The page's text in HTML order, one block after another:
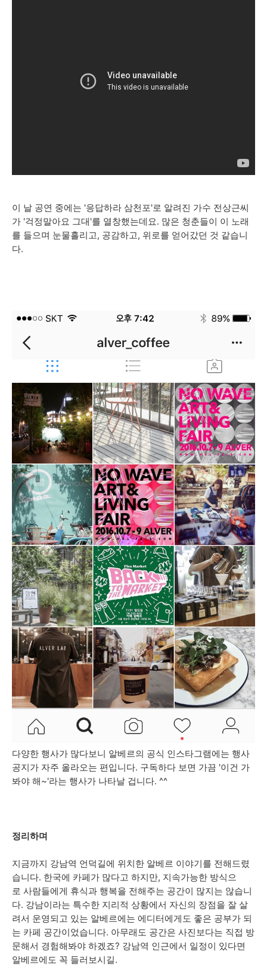
이 날 공연 중에는 '응답하라 삼천포'로 알려진 가수 전상근씨
가 '걱정말아요 그대'를 열창했는데요. 많은 청춘들이 이 노래
를 들으며 눈물흘리고, 공감하고, 위로를 얻어갔던 것 같습니
다.
다양한 행사가 많다보니 알베르의 공식 인스타그램에는 행사
공지가 자주 올라오는 편입니다. 구독하다 보면 가끔 '이건 가
봐야 해~'라는 행사가 나타날 겁니다. ^^
정리하며
지금까지 강남역 언덕길에 위치한 알베르 이야기를 전해드렸
습니다. 한국에 카페가 많다고 하지만, 지속가능한 방식으
로 사람들에게 휴식과 행복을 전해주는 공간이 많지는 않습니
다. 강남이라는 특수한 지리적 상황에서 자신의 장점을 잘 살
려서 운영되고 있는 알베르에는 에디터에게도 좋은 공부가 되
는 카페 공간이었습니다. 아무래도 공간은 사진보다는 직접 방
문해서 경험해봐야 하겠죠? 강남역 인근에서 일정이 있다면
알베르에도 꼭 들러보시길.